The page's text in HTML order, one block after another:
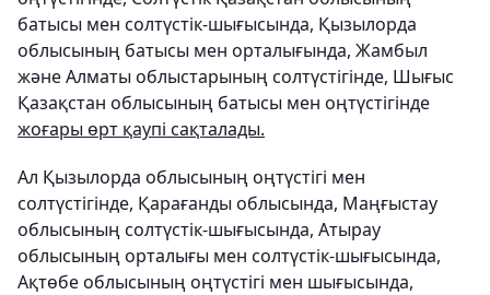
батысы мен солтүстік-шығысында, Қызылорда
облысының батысы мен орталығында, Жамбыл
және Алматы облыстарының солтүстігінде, Шығыс
Қазақстан облысының батысы мен оңтүстігінде
жоғары өрт қаупі сақталады.
Ал Қызылорда облысының оңтүстігі мен
солтүстігінде, Қарағанды облысында, Маңғыстау
облысының солтүстік-шығысында, Атырау
облысының орталығы мен солтүстік-шығысында,
Ақтөбе облысының оңтүстігі мен шығысында,